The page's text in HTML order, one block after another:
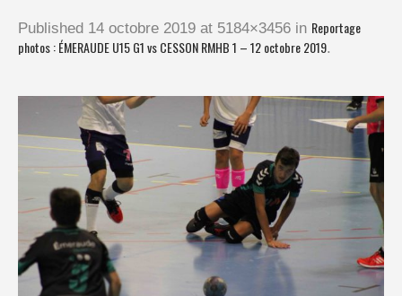
Published 14 octobre 2019 at 5184×3456 in Reportage
photos : ÉMERAUDE U15 G1 vs CESSON RMHB 1 – 12 octobre 2019.